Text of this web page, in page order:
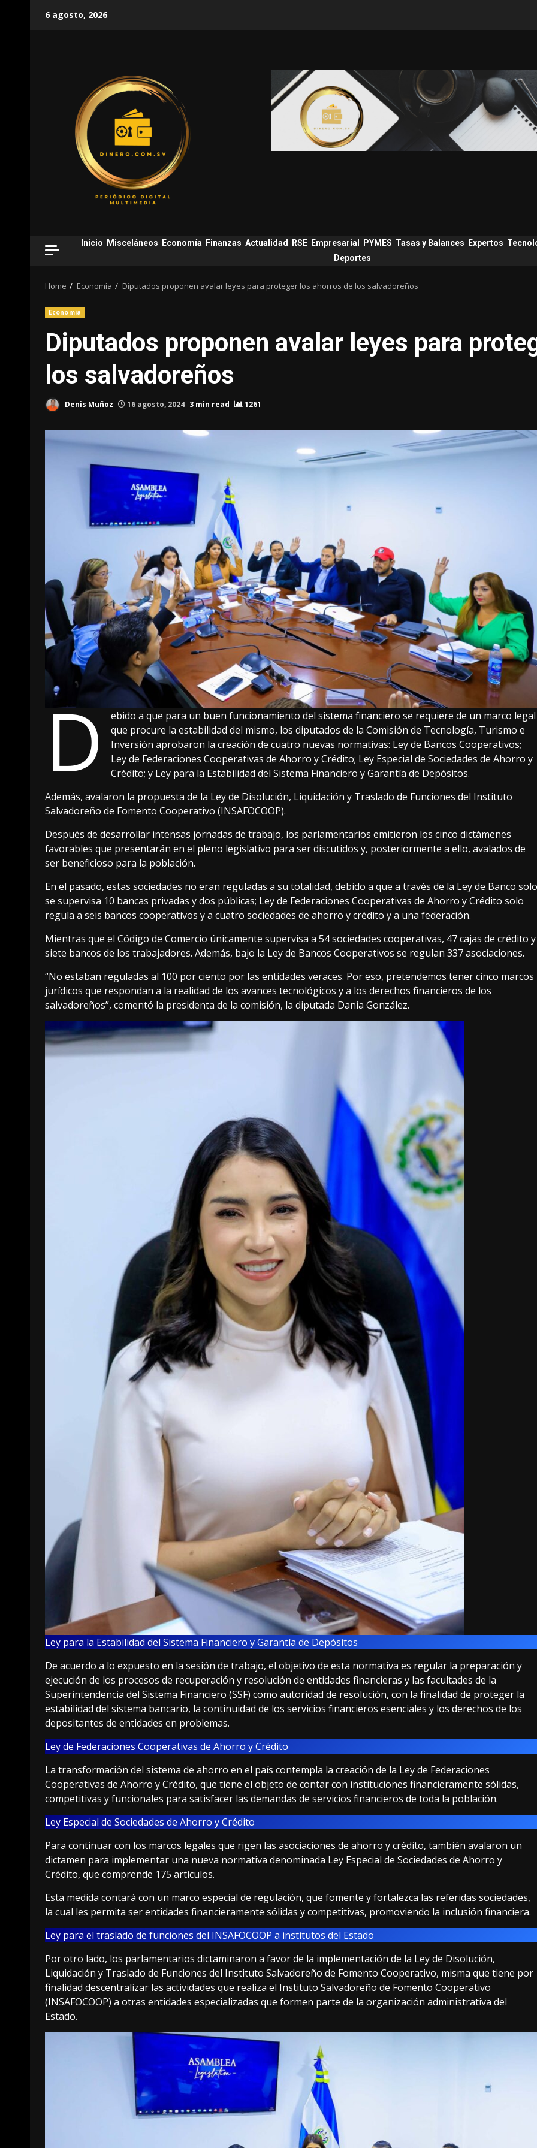
6 agosto, 2026
Inicio Misceláneos Economía Finanzas Actualidad RSE Empresarial PYMES Tasas y Balances Expertos
Deportes
Home Economía Diputados proponen avalar leyes para proteger los ahorros de los salvadoreños
Economía
Diputados proponen avalar leyes para
los salvadoreños
Denis Muñoz 16 agosto, 2024 3 min read 1261
D
ebido a que para un buen funcionamiento del sistema financiero se requiere de un marco legal
que procure la estabilidad del mismo, los diputados de la Comisión de Tecnología, Turismo e
Inversión aprobaron la creación de cuatro nuevas normativas: Ley de Bancos Cooperativos;
Ley de Federaciones Cooperativas de Ahorro y Crédito; Ley Especial de Sociedades de Ahorro y
Crédito; y Ley para la Estabilidad del Sistema Financiero y Garantía de Depósitos.
Además, avalaron la propuesta de la Ley de Disolución, Liquidación y Traslado de Funciones del Instituto
Salvadoreño de Fomento Cooperativo (INSAFOCOOP).
Después de desarrollar intensas jornadas de trabajo, los parlamentarios emitieron los cinco dictámenes
favorables que presentarán en el pleno legislativo para ser discutidos y, posteriormente a ello, avalados de
ser beneficioso para la población.
En el pasado, estas sociedades no eran reguladas a su totalidad, debido a que a través de la Ley de Banco solo
se supervisa 10 bancas privadas y dos públicas; Ley de Federaciones Cooperativas de Ahorro y Crédito solo
regula a seis bancos cooperativos y a cuatro sociedades de ahorro y crédito y a una federación.
Mientras que el Código de Comercio únicamente supervisa a 54 sociedades cooperativas, 47 cajas de crédito y
siete bancos de los trabajadores. Además, bajo la Ley de Bancos Cooperativos se regulan 337 asociaciones.
“No estaban reguladas al 100 por ciento por las entidades veraces. Por eso, pretendemos tener cinco marcos
jurídicos que respondan a la realidad de los avances tecnológicos y a los derechos financieros de los
salvadoreños”, comentó la presidenta de la comisión, la diputada Dania González.
Ley para la Estabilidad del Sistema Financiero y Garantía de Depósitos
De acuerdo a lo expuesto en la sesión de trabajo, el objetivo de esta normativa es regular la preparación y
ejecución de los procesos de recuperación y resolución de entidades financieras y las facultades de la
Superintendencia del Sistema Financiero (SSF) como autoridad de resolución, con la finalidad de proteger la
estabilidad del sistema bancario, la continuidad de los servicios financieros esenciales y los derechos de los
depositantes de entidades en problemas.
Ley de Federaciones Cooperativas de Ahorro y Crédito
La transformación del sistema de ahorro en el país contempla la creación de la Ley de Federaciones
Cooperativas de Ahorro y Crédito, que tiene el objeto de contar con instituciones financieramente sólidas,
competitivas y funcionales para satisfacer las demandas de servicios financieros de toda la población.
Ley Especial de Sociedades de Ahorro y Crédito
Para continuar con los marcos legales que rigen las asociaciones de ahorro y crédito, también avalaron un
dictamen para implementar una nueva normativa denominada Ley Especial de Sociedades de Ahorro y
Crédito, que comprende 175 artículos.
Esta medida contará con un marco especial de regulación, que fomente y fortalezca las referidas sociedades,
la cual les permita ser entidades financieramente sólidas y competitivas, promoviendo la inclusión financiera.
Ley para el traslado de funciones del INSAFOCOOP a institutos del Estado
Por otro lado, los parlamentarios dictaminaron a favor de la implementación de la Ley de Disolución,
Liquidación y Traslado de Funciones del Instituto Salvadoreño de Fomento Cooperativo, misma que tiene por
finalidad descentralizar las actividades que realiza el Instituto Salvadoreño de Fomento Cooperativo
(INSAFOCOOP) a otras entidades especializadas que formen parte de la organización administrativa del
Estado.